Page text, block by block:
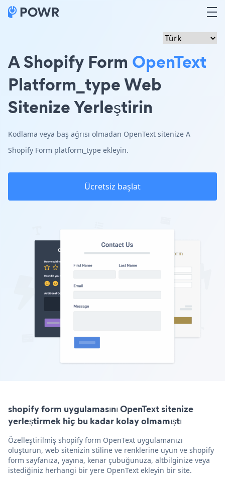
A Shopify Form OpenText
Platform_type Web
Sitenize Yerleştirin
Kodlama veya baş ağrısı olmadan OpenText sitenize A
Shopify Form platform_type ekleyin.
Ücretsiz başlat
shopify form uygulamasını OpenText sitenize
yerleştirmek hiç bu kadar kolay olmamıştı
Özelleştirilmiş shopify form OpenText uygulamanızı
oluşturun, web sitenizin stiline ve renklerine uyun ve shopify
form sayfanıza, yayına, kenar çubuğunuza, altbilginize veya
istediğiniz herhangi bir yere OpenText ekleyin bir site.